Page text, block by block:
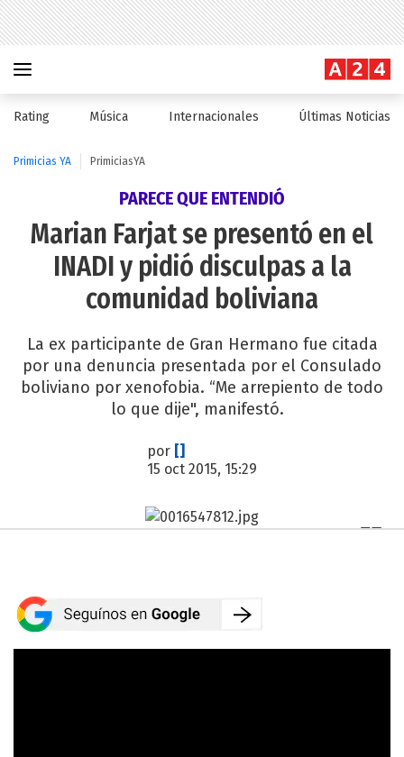
Rating Música Internacionales Últimas Noticias
Primicias YA PrimiciasYA
PARECE QUE ENTENDIÓ
Marian Farjat se presentó en el
INADI y pidió disculpas a la
comunidad boliviana
La ex participante de Gran Hermano fue citada
por una denuncia presentada por el Consulado
boliviano por xenofobia. “Me arrepiento de todo
lo que dije", manifestó.
por []
15 oct 2015, 15:29